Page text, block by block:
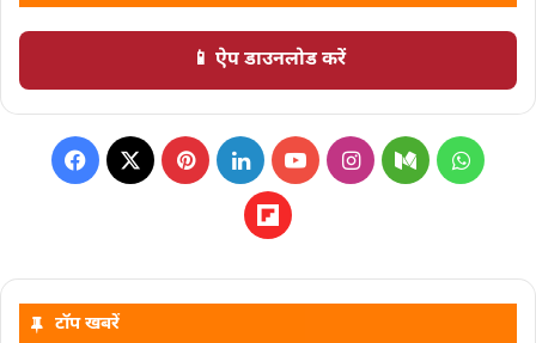
📱 ऐप डाउनलोड करें
टॉप खबरें